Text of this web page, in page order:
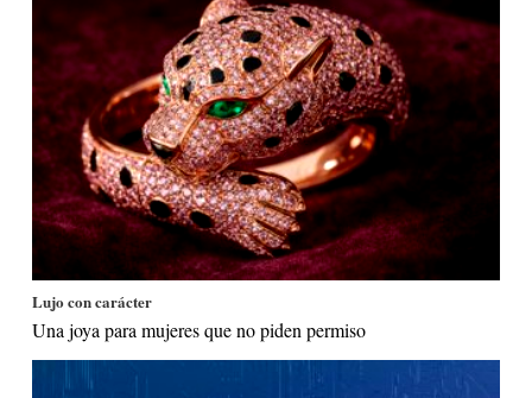
Lujo con carácter
Una joya para mujeres que no piden permiso